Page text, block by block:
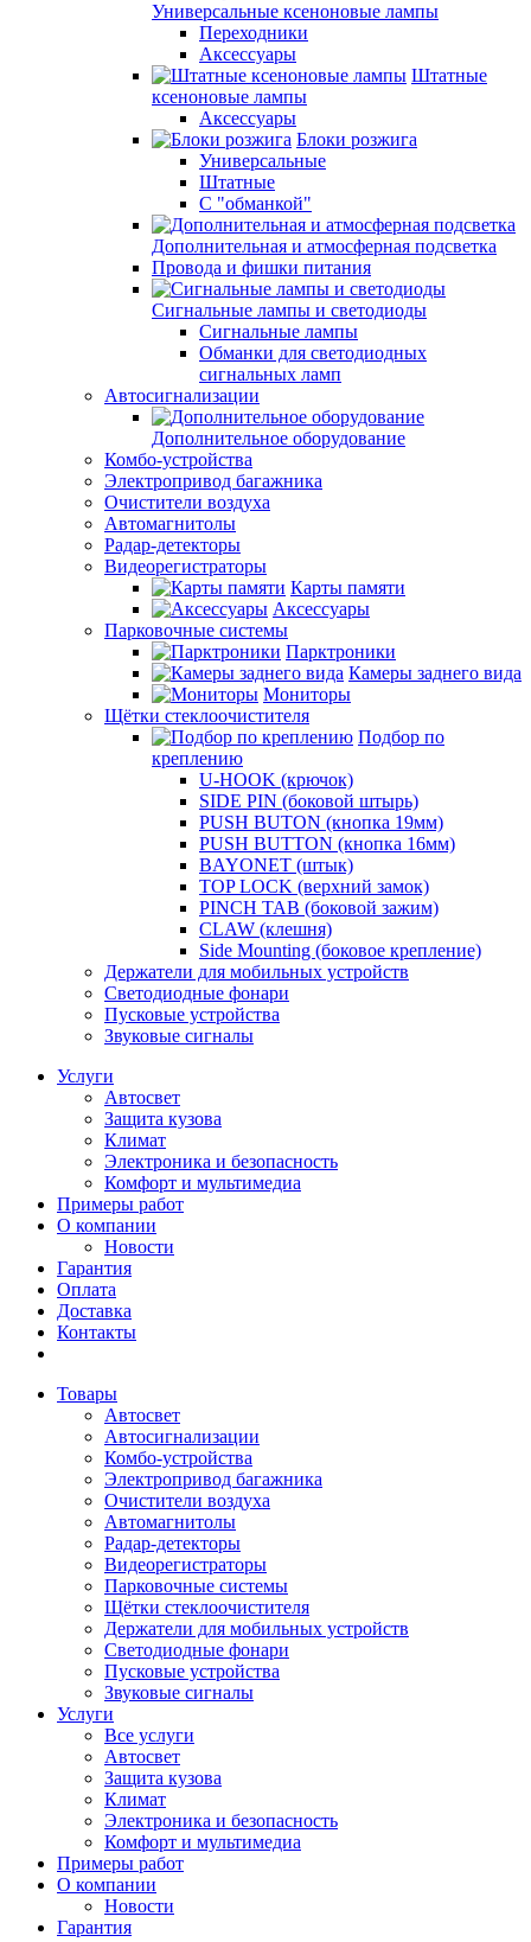
Универсальные ксеноновые лампы
Переходники
Аксессуары
Штатные
ксеноновые лампы
Аксессуары
Блоки розжига
Универсальные
Штатные
С "обманкой"
Дополнительная и атмосферная подсветка
Провода и фишки питания
Cигнальные лампы и светодиоды
Сигнальные лампы
Обманки для светодиодных
сигнальных ламп
Автосигнализации
Дополнительное оборудование
Комбо-устройства
Электропривод багажника
Очистители воздуха
Автомагнитолы
Радар-детекторы
Видеорегистраторы
Карты памяти
Аксессуары
Парковочные системы
Парктроники
Камеры заднего вида
Мониторы
Щётки стеклоочистителя
Подбор по
креплению
U-HOOK (крючок)
SIDE PIN (боковой штырь)
PUSH BUTON (кнопка 19мм)
PUSH BUTTON (кнопка 16мм)
BAYONET (штык)
TOP LOCK (верхний замок)
PINCH TAB (боковой зажим)
CLAW (клешня)
Side Mounting (боковое крепление)
Держатели для мобильных устройств
Светодиодные фонари
Пусковые устройства
Звуковые сигналы
Услуги
Автосвет
Защита кузова
Климат
Электроника и безопасность
Комфорт и мультимедиа
Примеры работ
О компании
Новости
Гарантия
Оплата
Доставка
Контакты
Товары
Автосвет
Автосигнализации
Комбо-устройства
Электропривод багажника
Очистители воздуха
Автомагнитолы
Радар-детекторы
Видеорегистраторы
Парковочные системы
Щётки стеклоочистителя
Держатели для мобильных устройств
Светодиодные фонари
Пусковые устройства
Звуковые сигналы
Услуги
Все услуги
Автосвет
Защита кузова
Климат
Электроника и безопасность
Комфорт и мультимедиа
Примеры работ
О компании
Новости
Гарантия